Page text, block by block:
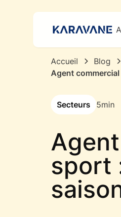
Accueil
Blog
Agent
Secteurs 5min
sport